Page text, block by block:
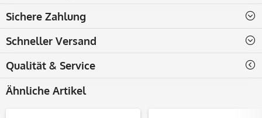
Sichere Zahlung
Schneller Versand
Qualität & Service
Ähnliche Artikel